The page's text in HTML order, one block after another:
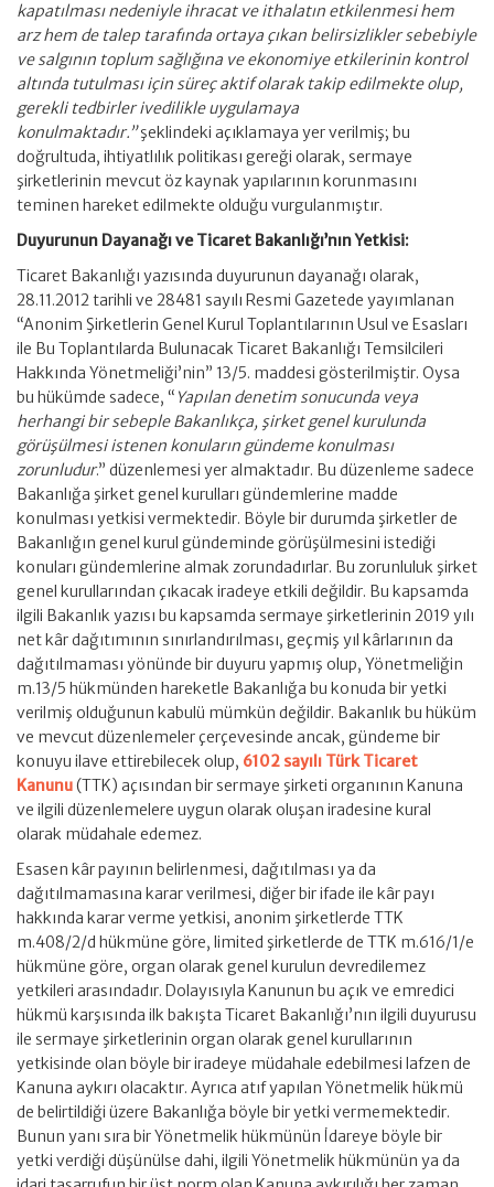
kapatılması nedeniyle ihracat ve ithalatın etkilenmesi hem
arz hem de talep tarafında ortaya çıkan belirsizlikler sebebiyle
ve salgının toplum sağlığına ve ekonomiye etkilerinin kontrol
altında tutulması için süreç aktif olarak takip edilmekte olup,
gerekli tedbirler ivedilikle uygulamaya
konulmaktadır.”şeklindeki açıklamaya yer verilmiş; bu
doğrultuda, ihtiyatlılık politikası gereği olarak, sermaye
şirketlerinin mevcut öz kaynak yapılarının korunmasını
teminen hareket edilmekte olduğu vurgulanmıştır.
Duyurunun Dayanağı ve Ticaret Bakanlığı’nın Yetkisi:
Ticaret Bakanlığı yazısında duyurunun dayanağı olarak,
28.11.2012 tarihli ve 28481 sayılı Resmi Gazetede yayımlanan
“Anonim Şirketlerin Genel Kurul Toplantılarının Usul ve Esasları
ile Bu Toplantılarda Bulunacak Ticaret Bakanlığı Temsilcileri
Hakkında Yönetmeliği’nin” 13/5. maddesi gösterilmiştir. Oysa
bu hükümde sadece, “ Yapılan denetim sonucunda veya
herhangi bir sebeple Bakanlıkça, şirket genel kurulunda
görüşülmesi istenen konuların gündeme konulması
zorunludur.” düzenlemesi yer almaktadır. Bu düzenleme sadece
Bakanlığa şirket genel kurulları gündemlerine madde
konulması yetkisi vermektedir. Böyle bir durumda şirketler de
Bakanlığın genel kurul gündeminde görüşülmesini istediği
konuları gündemlerine almak zorundadırlar. Bu zorunluluk şirket
genel kurullarından çıkacak iradeye etkili değildir. Bu kapsamda
ilgili Bakanlık yazısı bu kapsamda sermaye şirketlerinin 2019 yılı
net kâr dağıtımının sınırlandırılması, geçmiş yıl kârlarının da
dağıtılmaması yönünde bir duyuru yapmış olup, Yönetmeliğin
m.13/5 hükmünden hareketle Bakanlığa bu konuda bir yetki
verilmiş olduğunun kabulü mümkün değildir. Bakanlık bu hüküm
ve mevcut düzenlemeler çerçevesinde ancak, gündeme bir
konuyu ilave ettirebilecek olup, 6102 sayılı Türk Ticaret
Kanunu(TTK) açısından bir sermaye şirketi organının Kanuna
ve ilgili düzenlemelere uygun olarak oluşan iradesine kural
olarak müdahale edemez.
Esasen kâr payının belirlenmesi, dağıtılması ya da
dağıtılmamasına karar verilmesi, diğer bir ifade ile kâr payı
hakkında karar verme yetkisi, anonim şirketlerde TTK
m.408/2/d hükmüne göre, limited şirketlerde de TTK m.616/1/e
hükmüne göre, organ olarak genel kurulun devredilemez
yetkileri arasındadır. Dolayısıyla Kanunun bu açık ve emredici
hükmü karşısında ilk bakışta Ticaret Bakanlığı’nın ilgili duyurusu
ile sermaye şirketlerinin organ olarak genel kurullarının
yetkisinde olan böyle bir iradeye müdahale edebilmesi lafzen de
Kanuna aykırı olacaktır. Ayrıca atıf yapılan Yönetmelik hükmü
de belirtildiği üzere Bakanlığa böyle bir yetki vermemektedir.
Bunun yanı sıra bir Yönetmelik hükmünün İdareye böyle bir
yetki verdiği düşünülse dahi, ilgili Yönetmelik hükmünün ya da